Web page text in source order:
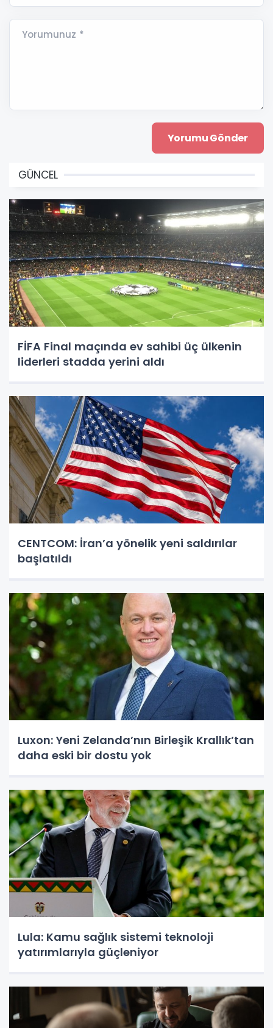
Yorumunuz *
GÜNCEL
FİFA Final maçında ev sahibi üç ülkenin
liderleri stadda yerini aldı
CENTCOM: İran’a yönelik yeni saldırılar
başlatıldı
Luxon: Yeni Zelanda’nın Birleşik Krallık’tan
daha eski bir dostu yok
Lula: Kamu sağlık sistemi teknoloji
yatırımlarıyla güçleniyor